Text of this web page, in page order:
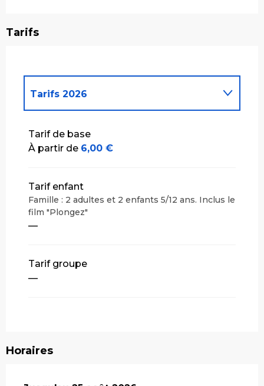
Tarifs
Tarifs 2026
Tarifs 2027
Tarif de base
À partir de 6,00 €
Tarif enfant
Famille : 2 adultes et 2 enfants 5/12 ans. Inclus le
film "Plongez"
—
Tarif groupe
—
Horaires